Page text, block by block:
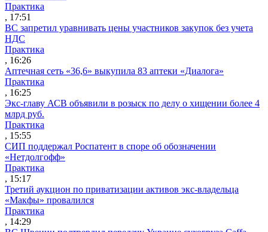
Практика
, 17:51
ВС запретил уравнивать цены участников закупок без учета
НДС
Практика
, 16:26
Аптечная сеть «36,6» выкупила 83 аптеки «Диалога»
Практика
, 16:25
Экс-главу АСВ объявили в розыск по делу о хищении более 4
млрд руб.
Практика
, 15:55
СИП поддержал Роспатент в споре об обозначении
«Нетдолгофф»
Практика
, 15:17
Третий аукцион по приватизации активов экс-владельца
«Макфы» провалился
Практика
, 14:29